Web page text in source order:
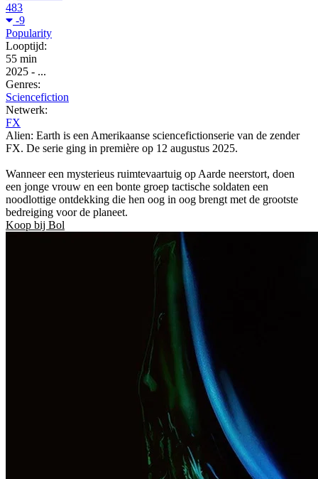
483
-9
Popularity
Looptijd:
55 min
2025 - ...
Genres:
Sciencefiction
Netwerk:
FX
Alien: Earth is een Amerikaanse sciencefictionserie van de zender
FX. De serie ging in première op 12 augustus 2025.
Wanneer een mysterieus ruimtevaartuig op Aarde neerstort, doen
een jonge vrouw en een bonte groep tactische soldaten een
noodlottige ontdekking die hen oog in oog brengt met de grootste
bedreiging voor de planeet.
Koop bij Bol